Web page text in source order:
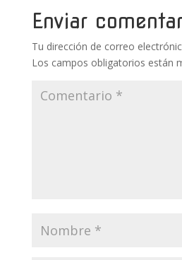
o
k
Enviar
Tu dirección de correo
Los campos obligatorios están